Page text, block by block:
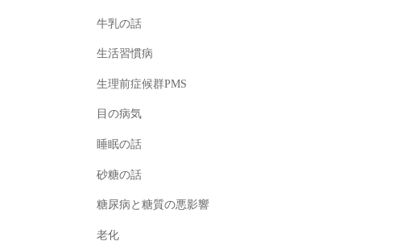
牛乳の話
生活習慣病
生理前症候群PMS
目の病気
睡眠の話
砂糖の話
糖尿病と糖質の悪影響
老化